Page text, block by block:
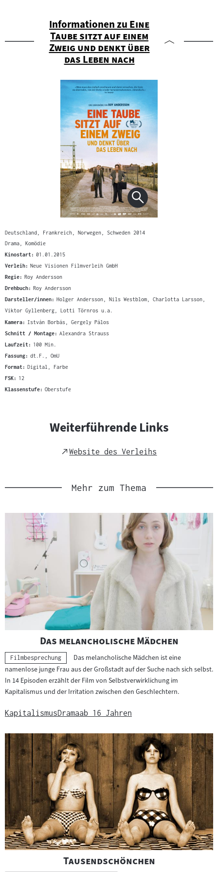
Informationen zu "
Eine
Taube sitzt auf einem
Zweig und denkt über
das Leben nach"
Deutschland, Frankreich, Norwegen, Schweden 2014
Drama, Komödie
Kinostart: 01.01.2015
Verleih: Neue Visionen Filmverleih GmbH
Regie: Roy Andersson
Drehbuch: Roy Andersson
Darsteller/innen: Holger Andersson, Nils Westblom, Charlotta Larsson,
Viktor Gyllenberg, Lotti Törnros u.a.
Kamera: István Borbás, Gergely Pálos
Schnitt / Montage: Alexandra Strauss
Laufzeit: 100 Min.
Fassung: dt.F., OmU
Format: Digital, Farbe
FSK: 12
Klassenstufe: Oberstufe
Weiterführende Links
External
Website des Verleihs
Mehr zum Thema
"
Das melancholische Mädchen
Kategorie:
Filmbesprechung
Das melancholische Mädchen ist eine
namenlose junge Frau aus der Großstadt auf der Suche nach sich selbst.
In 14 Episoden erzählt der Film von Selbstverwirklichung im
Kapitalismus und der Irritation zwischen den Geschlechtern.
KapitalismusDramaab 16 Jahren
"
Tausendschönchen